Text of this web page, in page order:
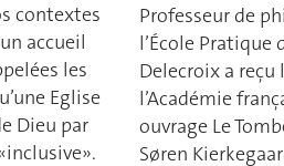
Professeur de
l’École Pratique
Delecroix a
l’Académie
ouvrage Le
Søren
contextes
accueil
les
Eglise
Dieu par